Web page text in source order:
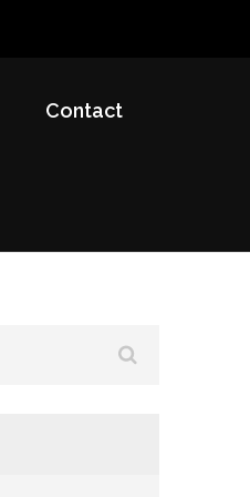
Contact